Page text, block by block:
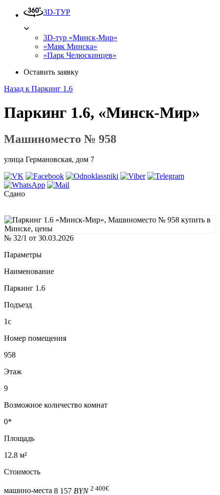
3D-ТУР
3D-тур «Минск-Мир»
«Маяк Минска»
«Парк Челюскинцев»
Оставить заявку
Назад к Паркинг 1.6
Паркинг 1.6, «Минск-Мир»
Машиноместо № 958
улица Германовская, дом 7
Сдано
№ 32/1 от 30.03.2026
Параметры
Наименование
Паркинг 1.6
Подъезд
1с
Номер помещения
958
Этаж
9
Возможное количество комнат
0*
Площадь
12.8 м²
Стоимость
машино-места 8 157 BYN 2 400€